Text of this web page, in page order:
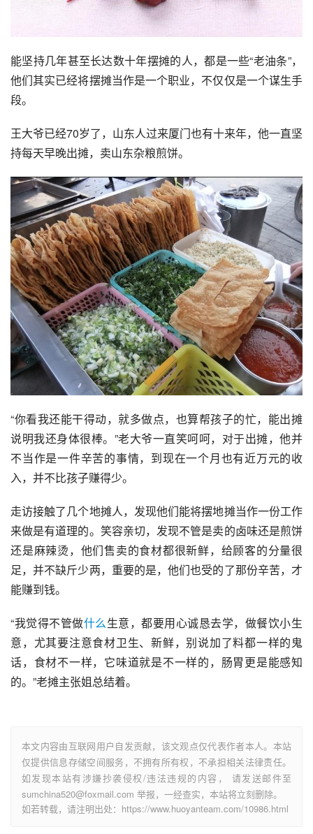
能坚持几年甚至长达数十年摆摊的人，都是一些“老油条”，
他们其实已经将摆摊当作是一个职业，不仅仅是一个谋生手
段。
王大爷已经70岁了，山东人过来厦门也有十来年，他一直坚
持每天早晚出摊，卖山东杂粮煎饼。
“你看我还能干得动，就多做点，也算帮孩子的忙，能出摊
说明我还身体很棒。”老大爷一直笑呵呵，对于出摊，他并
不当作是一件辛苦的事情，到现在一个月也有近万元的收
入，并不比孩子赚得少。
走访接触了几个地摊人，发现他们能将摆地摊当作一份工作
来做是有道理的。笑容亲切，发现不管是卖的卤味还是煎饼
还是麻辣烫，他们售卖的食材都很新鲜，给顾客的分量很
足，并不缺斤少两，重要的是，他们也受的了那份辛苦，才
能赚到钱。
“我觉得不管做什么生意，都要用心诚恳去学，做餐饮小生
意，尤其要注意食材卫生、 新鲜，别说加了料都一样的鬼
话，食材不一样，它味道就是不一样的，肠胃更是能感知
的。”老摊主张姐总结着。
本文内容由互联网用户自发贡献，该文观点仅代表作者本人。本站
仅提供信息存储空间服务，不拥有所有权，不承担相关法律责任。
如发现本站有涉嫌抄袭侵权/违法违规的内容， 请发送邮件至
sumchina520@foxmail.com 举报，一经查实，本站将立刻删除。
如若转载，请注明出处：https://www.huoyanteam.com/10986.html